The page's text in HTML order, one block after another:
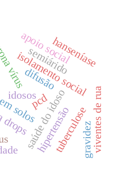
vírus
isolamento social
semiárido
apoio social
saúde do idoso
solos
hipertensãotuberculose
hanseníase
viventes de rua
idosospcd
gravidez
difusão